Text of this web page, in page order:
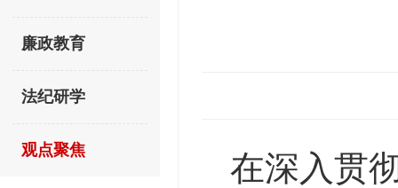
廉政教育
法纪研学
观点聚焦
在深入贯